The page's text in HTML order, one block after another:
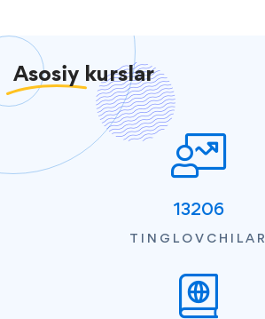
Asosiy kurslar
13206
TINGLOVCHILAR